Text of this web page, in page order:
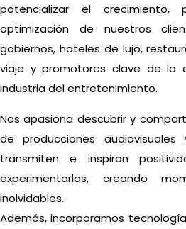
potencializar el crecimiento,
optimización de nuestros
gobiernos, hoteles de lujo,
viaje y promotores clave de la
industria del entretenimiento.
Nos apasiona descubrir y
de producciones
transmiten e inspiran
experimentarlas, creando
inolvidables.
Además, incorporamos